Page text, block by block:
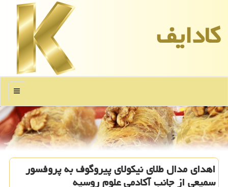
كادایف
منو
اهدای مدال طلای نیكولای پیروگوف به پروفسور
سمیعی از جانب آكادمی علوم روسیه